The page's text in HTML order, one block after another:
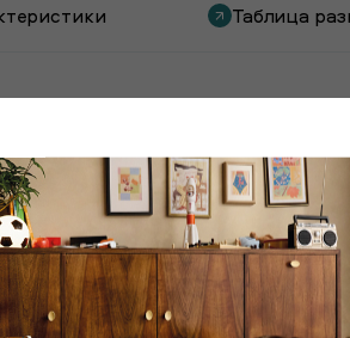
Таблица
вместе с этим товаром